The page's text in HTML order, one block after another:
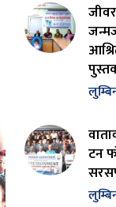
टन